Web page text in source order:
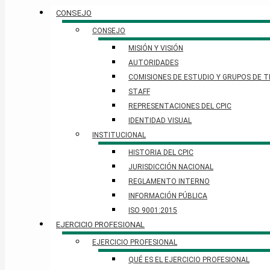
CONSEJO
CONSEJO
MISIÓN Y VISIÓN
AUTORIDADES
COMISIONES DE ESTUDIO Y GRUPOS DE
STAFF
REPRESENTACIONES DEL CPIC
IDENTIDAD VISUAL
INSTITUCIONAL
HISTORIA DEL CPIC
JURISDICCIÓN NACIONAL
REGLAMENTO INTERNO
INFORMACIÓN PÚBLICA
ISO 9001:2015
EJERCICIO PROFESIONAL
EJERCICIO PROFESIONAL
QUÉ ES EL EJERCICIO PROFESIONAL